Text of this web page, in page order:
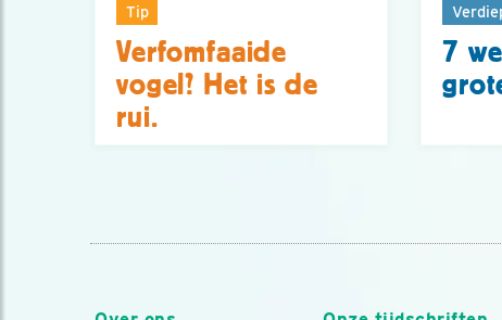
Tip
Verfomfaaide
vogel? Het is de
rui.
7